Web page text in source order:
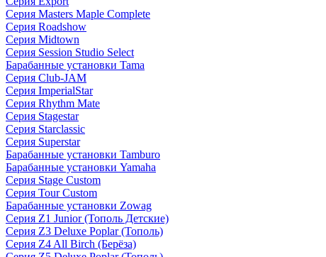
Серия Masters Maple Complete
Серия Roadshow
Серия Midtown
Серия Session Studio Select
Барабанные установки Tama
Серия Club-JAM
Серия ImperialStar
Серия Rhythm Mate
Серия Stagestar
Серия Starclassic
Серия Superstar
Барабанные установки Tamburo
Барабанные установки Yamaha
Серия Stage Custom
Серия Tour Custom
Барабанные установки Zowag
Серия Z1 Junior (Тополь Детские)
Серия Z3 Deluxe Poplar (Тополь)
Серия Z4 All Birch (Берёза)